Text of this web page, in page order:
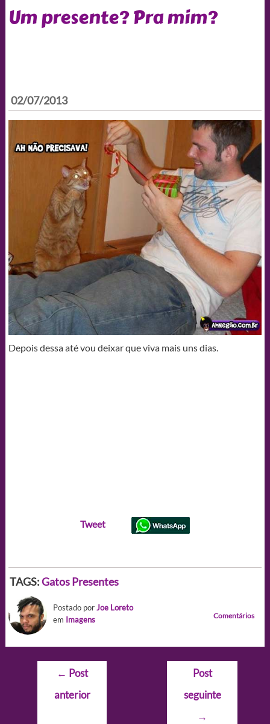
Um presente? Pra mim?
02/07/2013
Depois dessa até vou deixar que viva mais uns dias.
Tweet
TAGS:GatosPresentes
Postado porJoe Loreto
em Imagens Comentários
Navegação
Post
← Post
anterior
Post
seguinte
→